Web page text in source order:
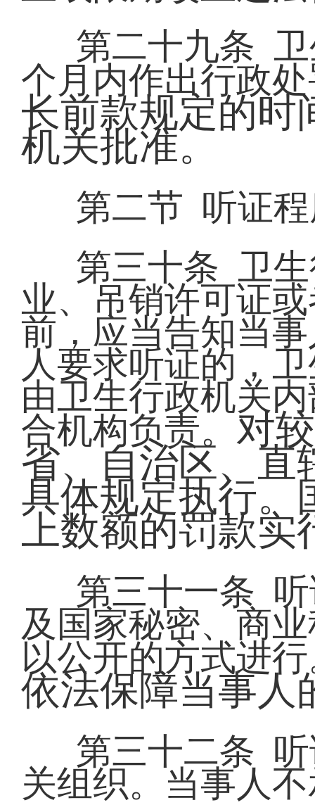
第二十九条
个月内作出行政
长前款规定的时
机关批准。
第二节 听证
第三十条 卫
业、吊销许可证
前，应当告知当
人要求听证的，
由卫生行政机关
合机构负责。 对
省、自治区、直
具体规定执行。
上数额的罚款实
第三十一条
及国家秘密、商
以公开的方式进
依法保障当事人
第三十二条
关组织。当事人